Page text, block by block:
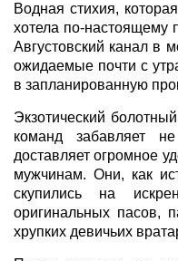
Водная стихия,
хотела по-настоящему
Августовский канал в
ожидаемые почти с
в запланированную
Экзотический
команд забавляет
доставляет огромное
мужчинам. Они, как
скупились на
оригинальных пасов,
хрупких девичьих